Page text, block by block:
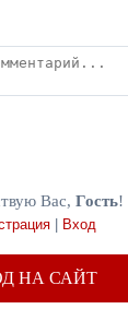
Вас, Гость!
| Вход
НА САЙТ